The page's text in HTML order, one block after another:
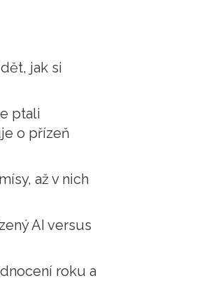
jak si
ptali
o přízeň
až v nich
AI versus
roku a